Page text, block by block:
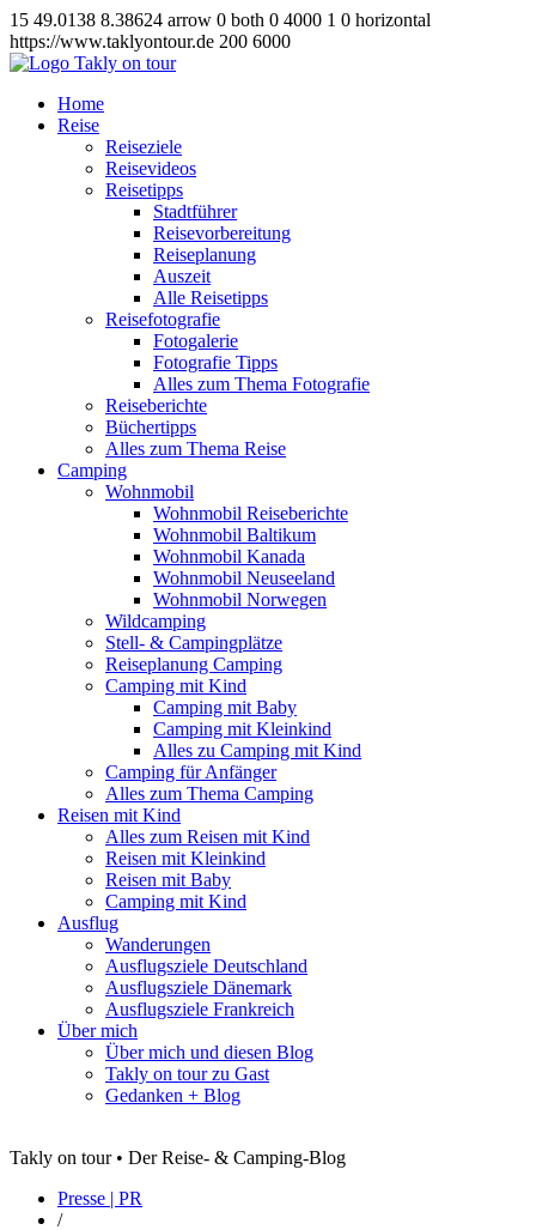
15 49.0138 8.38624 arrow 0 both 0 4000 1 0 horizontal
https://www.taklyontour.de 200 6000
Home
Reise
Reiseziele
Reisevideos
Reisetipps
Stadtführer
Reisevorbereitung
Reiseplanung
Auszeit
Alle Reisetipps
Reisefotografie
Fotogalerie
Fotografie Tipps
Alles zum Thema Fotografie
Reiseberichte
Büchertipps
Alles zum Thema Reise
Camping
Wohnmobil
Wohnmobil Reiseberichte
Wohnmobil Baltikum
Wohnmobil Kanada
Wohnmobil Neuseeland
Wohnmobil Norwegen
Wildcamping
Stell- & Campingplätze
Reiseplanung Camping
Camping mit Kind
Camping mit Baby
Camping mit Kleinkind
Alles zu Camping mit Kind
Camping für Anfänger
Alles zum Thema Camping
Reisen mit Kind
Alles zum Reisen mit Kind
Reisen mit Kleinkind
Reisen mit Baby
Camping mit Kind
Ausflug
Wanderungen
Ausflugsziele Deutschland
Ausflugsziele Dänemark
Ausflugsziele Frankreich
Über mich
Über mich und diesen Blog
Takly on tour zu Gast
Gedanken + Blog
Takly on tour • Der Reise- & Camping-Blog
Presse | PR
/